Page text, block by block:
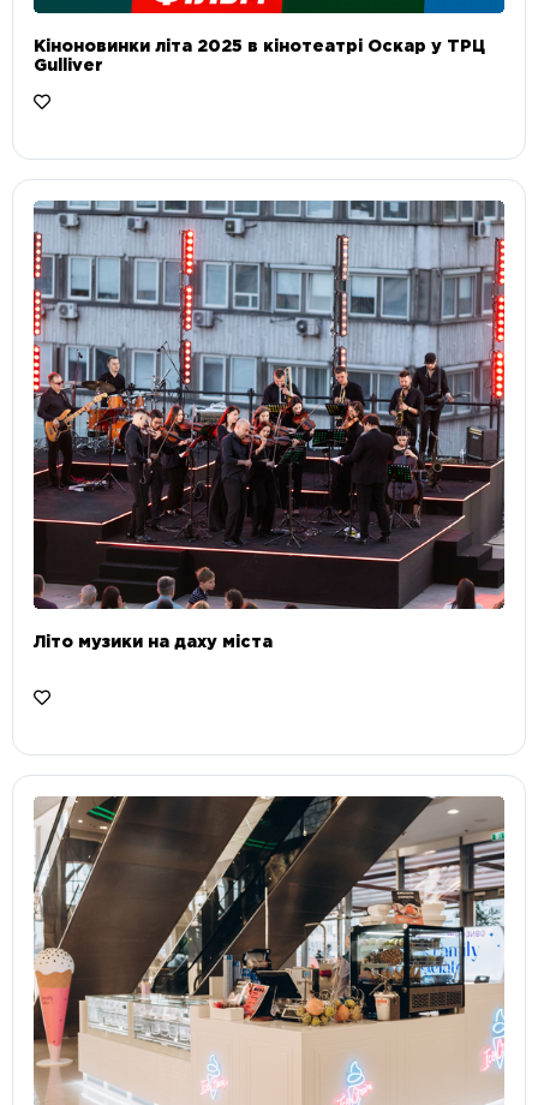
Кіноновинки літа 2025 в кінотеатрі Оскар у ТРЦ
Gulliver
Літо музики на даху міста